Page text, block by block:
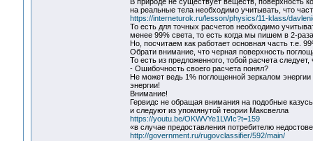
на реальные тела необходимо учитывать, что
https://interneturok.ru/lesson/physics/11-klass/
То есть для точных расчетов необходимо
менее 99% света, то есть когда мы пишем в 2-
Но, посчитаем как работает основная часть т.е.
Обрати внимание, что черная поверхность
То есть из предложенного, тобой расчета
- Ошибочность своего расчета понял?
Не может ведь 1% поглощенной зеркалом
энергии!
Внимание!
Гервидс не обращая внимания на подобные
и следуют из упомянутой теории Максвелла
https://youtu.be/OKWVYe1LWIc?t=159
«в случае предоставления потребителю
http://government.ru/rugovclassifier/592/main/